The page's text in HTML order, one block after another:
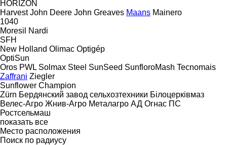
HORIZON
Harvest John Deere John Greaves Maans Mainero
1040
Moresil
Nardi
SFH
New Holland Olimac Optigép
OptiSun
Oros PWL Solmax Steel SunSeed SunfloroMash Tecnomais
Zaffrani Ziegler
Sunflower Champion
Zürn Бердянский завод сельхозтехники Білоцерківмаз
Велес-Агро Жнив-Агро Металагро АД Огнас ПС
Ростсельмаш
показать все
Место расположения
Поиск по радиусу